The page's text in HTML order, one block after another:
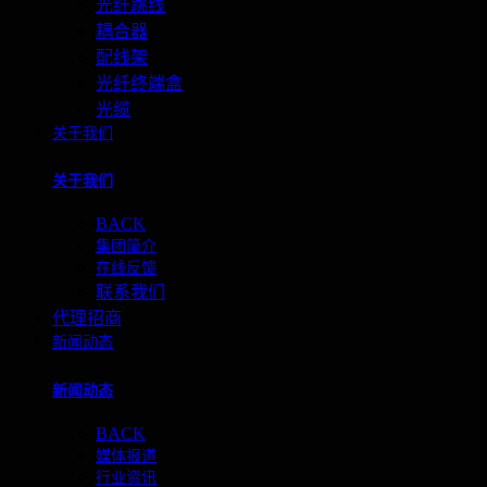
光纤跳线
耦合器
配线架
光纤终端盒
光缆
关于我们
关于我们
BACK
集团简介
在线反馈
联系我们
代理招商
新闻动态
新闻动态
BACK
媒体报道
行业资讯